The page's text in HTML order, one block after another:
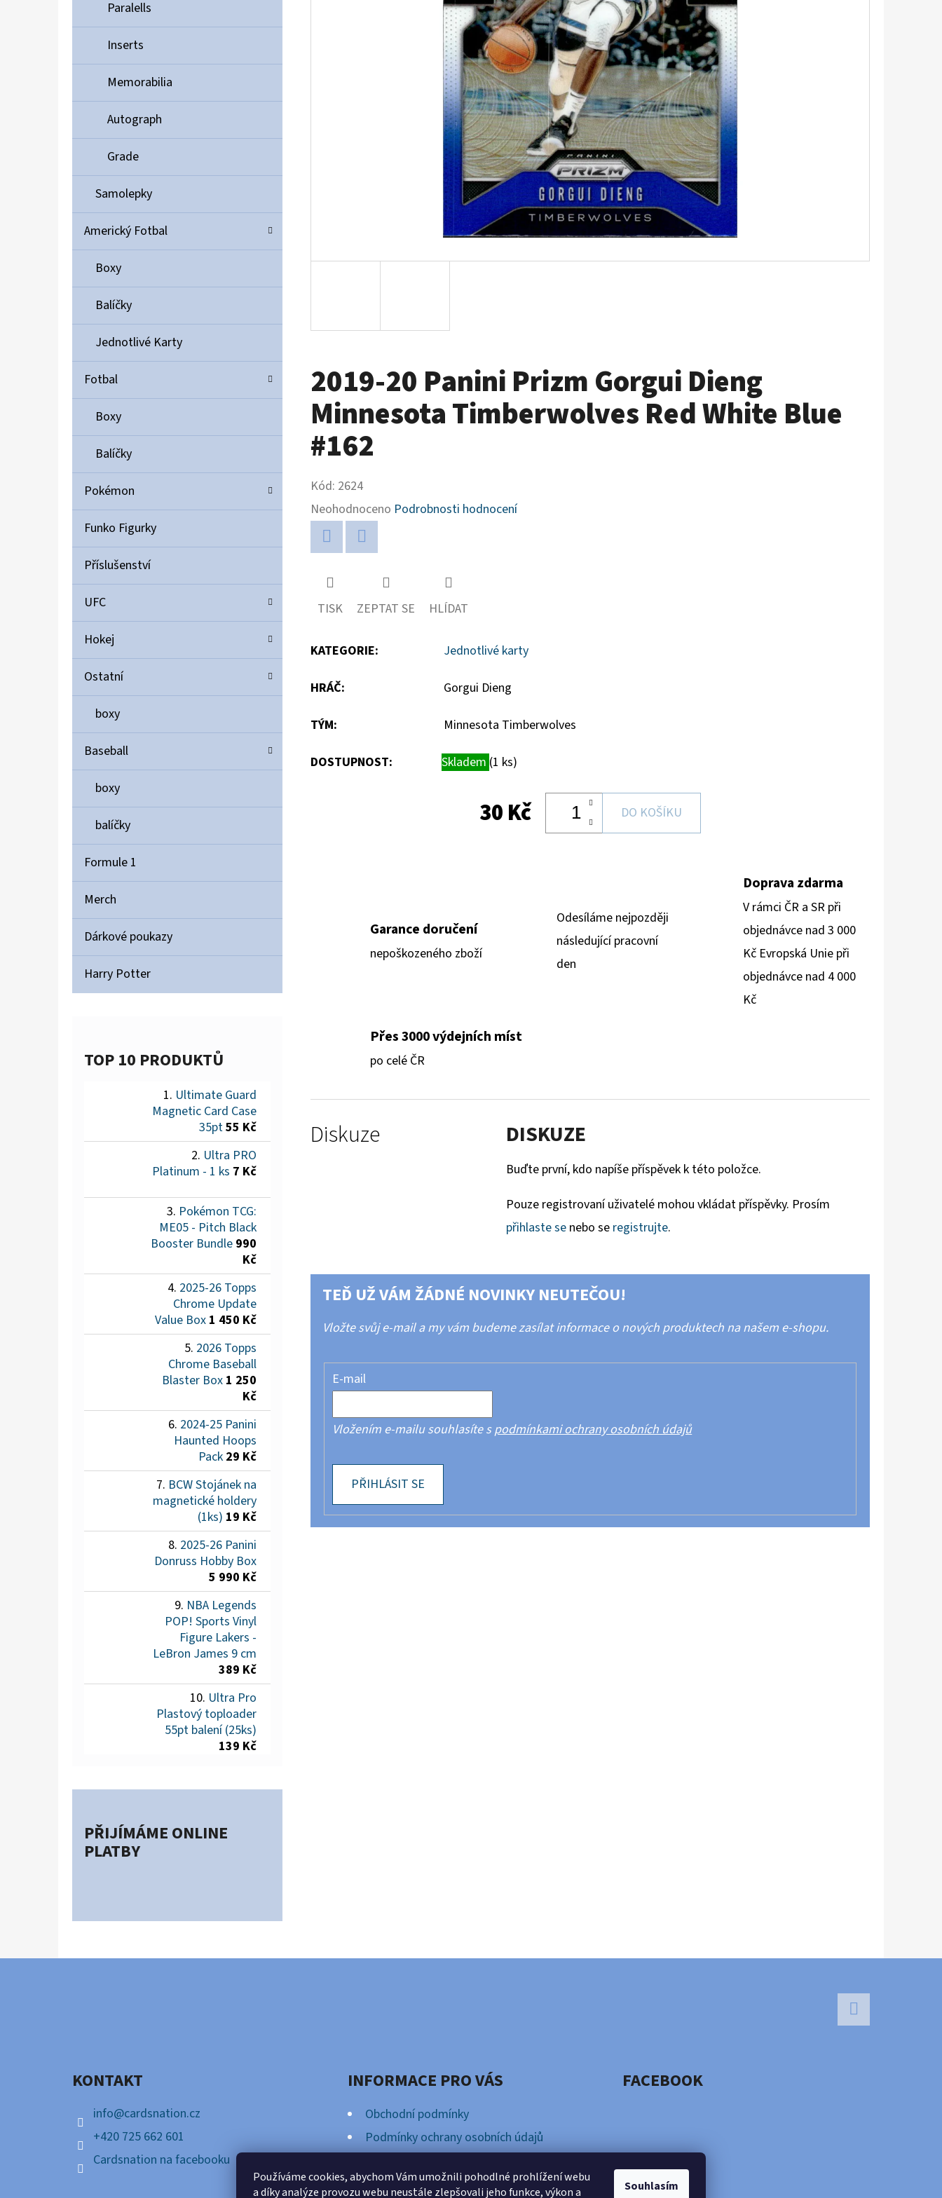
Používáme cookies, abychom Vám umožnili pohodlné prohlížení webu
a díky analýze provozu webu neustále zlepšovali jeho funkce, výkon a
Souhlasím
Paralells
Inserts
Memorabilia
Autograph
Grade
Samolepky
Americký Fotbal
Boxy
Balíčky
Jednotlivé Karty
Fotbal
Boxy
Balíčky
Pokémon
Funko Figurky
Příslušenství
UFC
Hokej
Ostatní
boxy
Baseball
boxy
balíčky
Formule 1
Merch
Dárkové poukazy
Harry Potter
TOP 10 PRODUKTŮ
Ultimate Guard
Magnetic Card Case
35pt55 Kč
Ultra PRO
Platinum - 1 ks 7 Kč
Pokémon TCG:
ME05 - Pitch Black
Booster Bundle 990
Kč
2025-26 Topps
Chrome Update
Value Box 1 450 Kč
2026 Topps
Chrome Baseball
Blaster Box 1 250
Kč
2024-25 Panini
Haunted Hoops
Pack 29 Kč
BCW Stojánek na
magnetické holdery
(1ks) 19 Kč
2025-26 Panini
Donruss Hobby Box
5 990 Kč
NBA Legends
POP! Sports Vinyl
Figure Lakers -
LeBron James 9 cm
389 Kč
Ultra Pro
Plastový toploader
55pt balení (25ks)
139 Kč
PŘIJÍMÁME ONLINE
PLATBY
2019-20 Panini Prizm Gorgui Dieng
Minnesota Timberwolves Red White Blue
#162
Kód: 2624
Průměrné
hodnocení
produktu
0,0
5
Neohodnoceno Podrobnosti hodnocení
TISK ZEPTAT SE HLÍDAT
KATEGORIE: Jednotlivé karty
HRÁČ: Gorgui Dieng
TÝM: Minnesota Timberwolves
DOSTUPNOST: Skladem (1 ks)
30 Kč DO KOŠÍKU
Garance doručení
nepoškozeného zboží
Odesíláme nejpozději
následující pracovní
den
Doprava zdarma
V rámci ČR a SR při
objednávce nad 3 000
Kč Evropská Unie při
objednávce nad 4 000
Kč
Přes 3000 výdejních míst
po celé ČR
Diskuze DISKUZE
Buďte první, kdo napíše příspěvek k této položce.
Pouze registrovaní uživatelé mohou vkládat příspěvky. Prosím
přihlaste se nebo se registrujte.
TEĎ UŽ VÁM ŽÁDNÉ NOVINKY NEUTEČOU!
Vložte svůj e-mail a my vám budeme zasílat informace o nových produktech na našem e-shopu.
E-mail
Vložením e-mailu souhlasíte spodmínkami ochrany osobních údajů
PŘIHLÁSIT SE
ULTIMATE GUARD MAGNETIC CARD CASE 35PT
POKÉMON TCG: ME05 - PITCH BLACK
BOOSTER BUNDLE
990 Kč
KONTAKT
info@cardsnation.cz
+420 725 662 601
Cardsnation na facebooku
INFORMACE PRO VÁS
Obchodní podmínky
Podmínky ochrany osobních údajů
FACEBOOK